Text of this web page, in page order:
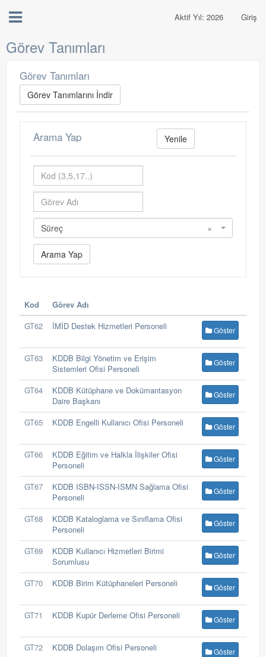
Giriş
Aktif Yıl: 2026
Görev Tanımları
Görev Tanımları
Görev Tanımlarını İndir
Arama Yap Yenile
×
Süreç
Kod
Görev Adı
GT62
İMİD Destek Hizmetleri Personeli Göster
GT63
KDDB Bilgi Yönetim ve Erişim
Sistemleri Ofisi Personeli
Göster
GT64
KDDB Kütüphane ve Dokümantasyon
Daire Başkanı
Göster
GT65 KDDB Engelli Kullanıcı Ofisi Personeli Göster
GT66
KDDB Eğitim ve Halkla İlişkiler Ofisi
Personeli
Göster
GT67
KDDB ISBN-ISSN-ISMN Sağlama Ofisi
Personeli
Göster
GT68
KDDB Kataloglama ve Sınıflama Ofisi
Personeli
Göster
GT69
KDDB Kullanıcı Hizmetleri Birimi
Sorumlusu
Göster
GT70 KDDB Birim Kütüphaneleri Personeli Göster
GT71 KDDB Kupür Derleme Ofisi Personeli Göster
GT72 KDDB Dolaşım Ofisi Personeli Göster